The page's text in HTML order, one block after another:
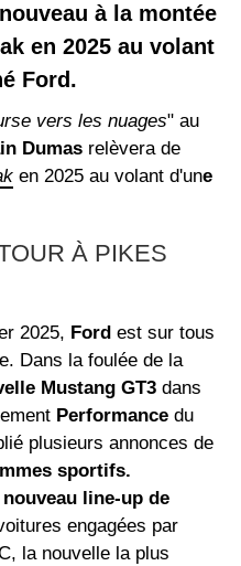
à la montée
en 2025 au volant
Ford.
vers les nuages" au
Dumas relèvera de
en 2025 au volant d'une
À PIKES
2025, Ford est sur tous
Dans la foulée de la
Mustang GT3 dans
Performance du
plusieurs annonces de
sportifs.
nouveau line-up de
engagées par
la nouvelle la plus